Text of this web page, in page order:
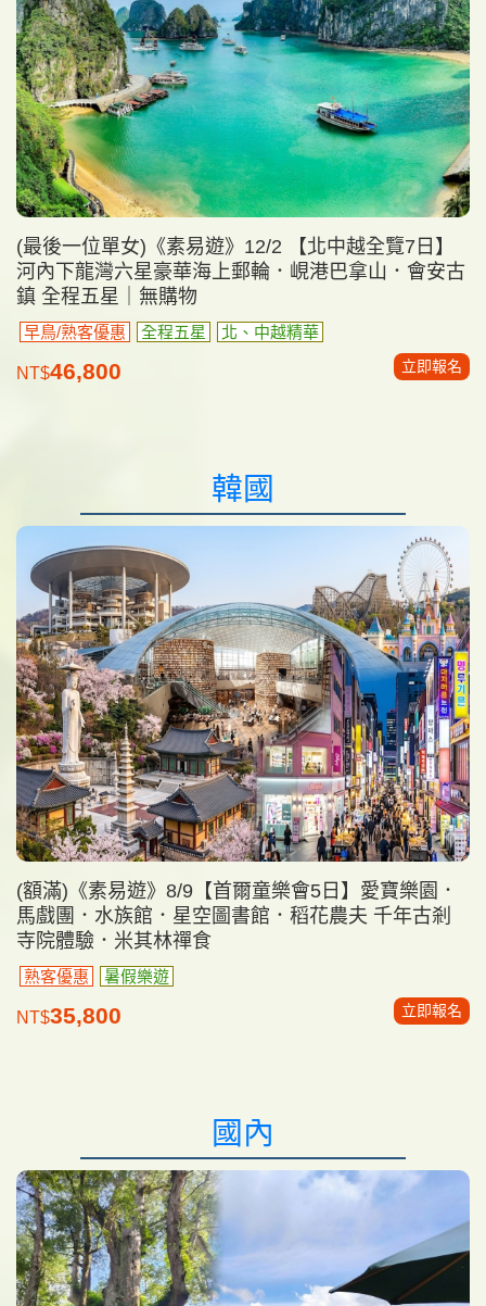
(最後一位單女)《素易遊》12/2 【北中越全覽7日】
河內下龍灣六星豪華海上郵輪．峴港巴拿山．會安古
鎮 全程五星｜無購物
早鳥/熟客優惠 全程五星 北、中越精華
NT$46,800 立即報名
韓國
(額滿)《素易遊》8/9【首爾童樂會5日】愛寶樂園．
馬戲團．水族館．星空圖書館．稻花農夫 千年古剎
寺院體驗．米其林禪食
熟客優惠 暑假樂遊
NT$35,800 立即報名
國內